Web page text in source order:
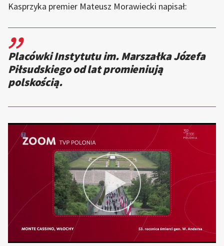
Kasprzyka premier Mateusz Morawiecki napisał:
,,
Placówki Instytutu im. Marszałka Józefa
Piłsudskiego od lat promieniują
polskością.